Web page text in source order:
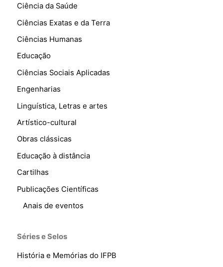
Ciência da Saúde
Ciências Exatas e da Terra
Ciências Humanas
Educação
Ciências Sociais Aplicadas
Engenharias
Linguística, Letras e artes
Artístico-cultural
Obras clássicas
Educação à distância
Cartilhas
Publicações Científicas
Anais de eventos
Séries e Selos
História e Memórias do IFPB